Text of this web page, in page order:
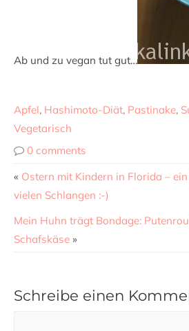
Ab und zu vegan tut gut…
Apfel, Hashimoto-Diät, Pastinake,
Vegetarisch
0 comments
« Ostern mit Kindern in Florida –
vielen Schlangen :-)
Mein Huhn trägt Bondage:
Schafskäse »
Schreibe einen